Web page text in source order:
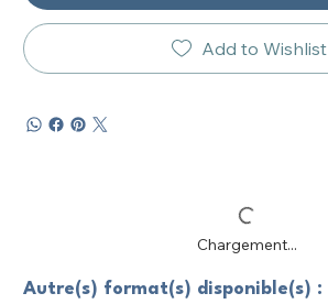
Autre(s) format(s) disponible(s) :
Add to Wishlist
Chargement...